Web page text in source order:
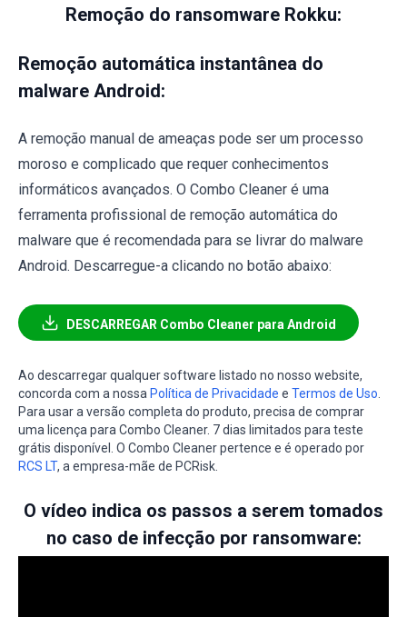
Remoção do ransomware Rokku:
Remoção automática instantânea do
malware Android:
A remoção manual de ameaças pode ser um processo
moroso e complicado que requer conhecimentos
informáticos avançados. O Combo Cleaner é uma
ferramenta profissional de remoção automática do
malware que é recomendada para se livrar do malware
Android. Descarregue-a clicando no botão abaixo:
DESCARREGAR Combo Cleaner para Android
Ao descarregar qualquer software listado no nosso website,
concorda com a nossa Política de Privacidade e Termos de Uso
Para usar a versão completa do produto, precisa de comprar
uma licença para Combo Cleaner. 7 dias limitados para teste
grátis disponível. O Combo Cleaner pertence e é operado por
RCS LT, a empresa-mãe de PCRisk.
O vídeo indica os passos a serem tomados
no caso de infecção por ransomware: